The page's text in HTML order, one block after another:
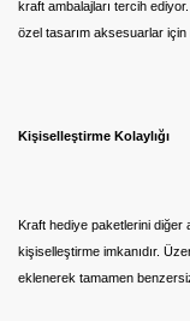
kraft ambalajları tercih
özel tasarım aksesuarlar için
Kişiselleştirme Kolaylığı
Kraft hediye paketlerini diğer
kişiselleştirme imkanıdır.
eklenerek tamamen